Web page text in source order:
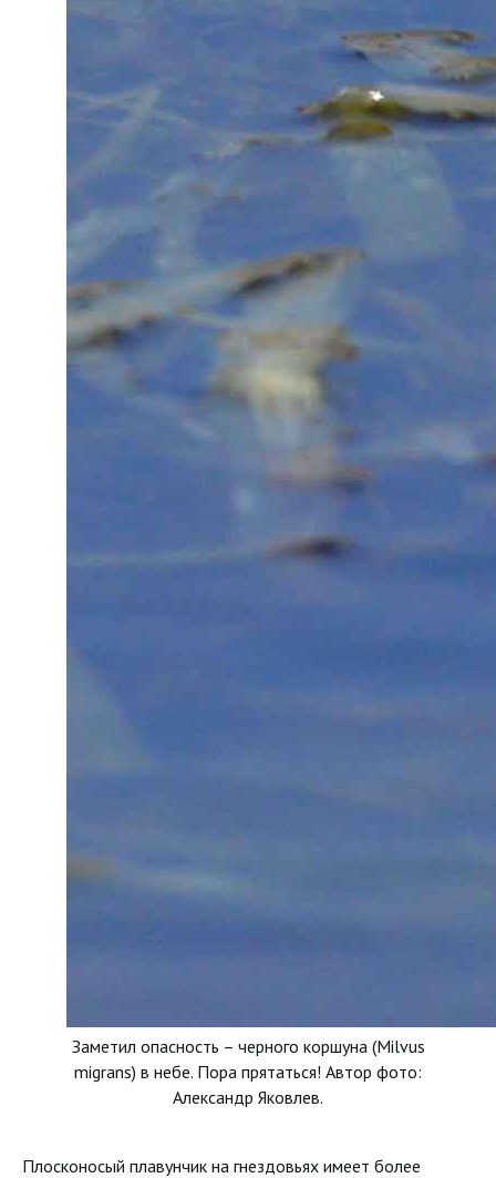
Заметил опасность – черного коршуна (Milvus
migrans) в небе. Пора прятаться! Автор фото:
Александр Яковлев.
Плосконосый плавунчик на гнездовьях имеет более